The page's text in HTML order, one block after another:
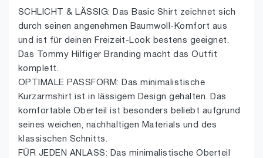
SCHLICHT & LÄSSIG: Das Basic Shirt zeichnet sich
durch seinen angenehmen Baumwoll-Komfort aus
und ist für deinen Freizeit-Look bestens geeignet.
Das Tommy Hilfiger Branding macht das Outfit
komplett.
OPTIMALE PASSFORM: Das minimalistische
Kurzarmshirt ist in lässigem Design gehalten. Das
komfortable Oberteil ist besonders beliebt aufgrund
seines weichen, nachhaltigen Materials und des
klassischen Schnitts.
FÜR JEDEN ANLASS: Das minimalistische Oberteil